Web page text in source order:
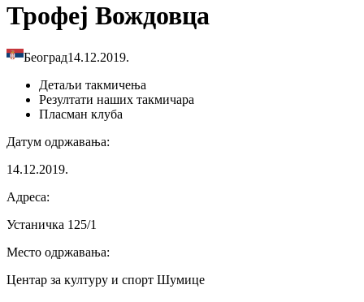
Трофеј Вождовца
Београд14.12.2019.
Детаљи такмичења
Резултати наших такмичара
Пласман клуба
Датум одржавања:
14.12.2019.
Адреса:
Устаничка 125/1
Место одржавања:
Центар за културу и спорт Шумице